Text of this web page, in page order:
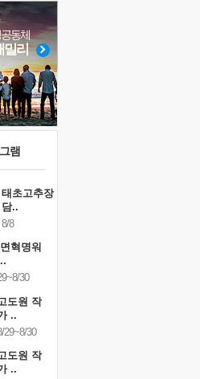
것
아픈 아버지를 위한 공간 설계
며
극심한 변비, 어깨결림, 수면 장애
곳
유년 시절의 부산 영도 바다
짐
공동체
밀리
램
태초고추장
담..
8/8
혁명워
30
도원 작
..
29~8/30
도원 작
..